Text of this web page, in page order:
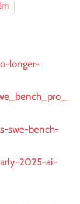
longer-
swe-bench-
2025-ai-